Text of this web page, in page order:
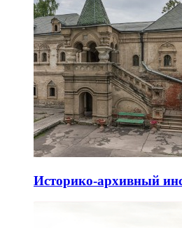
Историко-архивный